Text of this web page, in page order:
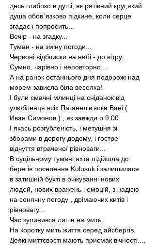
десь глибоко в душі, як рятівний круг,який
душа обов`язково підкине, коли серце
згадає і попросить...
Вечір - на згадку...
Туман - на зміну погоди...
Червоні відблиски на небі - до вітру...
Сумно, чарівно і неповторно...
А на ранок останнього дня подорожі над
морем зависла біла веселка!
І були смачні млинці на сніданок від
улюбленця всіх Паганелів кока Вані (
Иван Симонов ) , як завжди о 9.00.
І якась розгубленість, і метушня зі
зборами в дорогу додому, і гостре
відчуття втраченої рівноваги...
В суцільному тумані яхта підійшла до
берегів поселення Kulusuk і залишилася
в затишній бухті в очікуванні нових
людей, нових вражень і емоцій, з надією
на сонячну погоду , дрімаючих китів і
рівновагу...
Час зупинився лише на мить.
На коротку мить життя серед айсбергів.
Деякі миттєвості мають присмак вічності....